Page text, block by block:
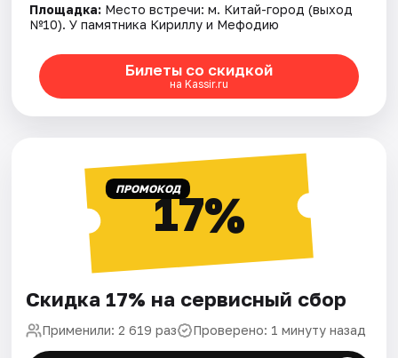
Рейтинги
Площадка: Место встречи: м. Китай-город (выход
№10). У памятника Кириллу и Мефодию
Билеты со скидкой
на Kassir.ru
ПРОМОКОД17%
Скидка 17% на сервисный сбор
Применили: 2 619 раз Проверено: 1 минуту назад